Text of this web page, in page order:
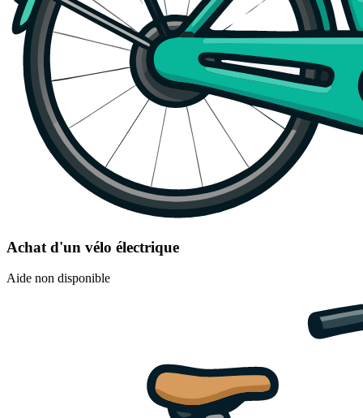
Achat d'un vélo électrique
Aide non disponible